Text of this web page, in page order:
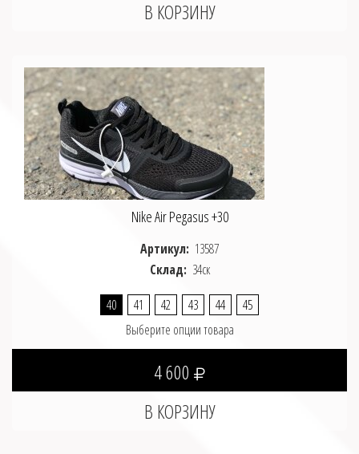
Nike Air Pegasus +30
Артикул: 13587
Склад: 34ск
40 41 42 43 44
45
Выберите опции товара
4 600